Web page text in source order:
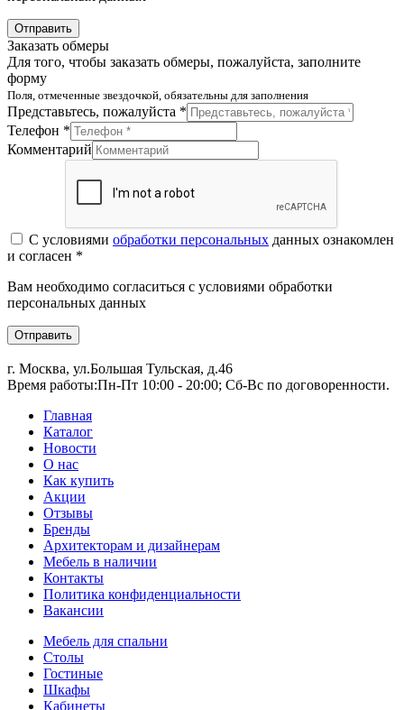
Отправить
Заказать обмеры
Для того, чтобы заказать обмеры, пожалуйста, заполните
форму
Поля, отмеченные звездочкой, обязательны для заполнения
Представьтесь, пожалуйста *
Телефон *
Комментарий
С условиями обработки персональных данных ознакомлен
и согласен *
Вам необходимо согласиться с условиями обработки
персональных данных
Отправить
г. Москва, ул.Большая Тульская, д.46
Время работы:Пн-Пт 10:00 - 20:00; Сб-Вс по договоренности.
Главная
Каталог
Новости
О нас
Как купить
Акции
Отзывы
Бренды
Архитекторам и дизайнерам
Мебель в наличии
Контакты
Политика конфиденциальности
Вакансии
Мебель для спальни
Столы
Гостиные
Шкафы
Кабинеты